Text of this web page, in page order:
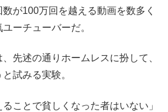
が100万回を越える動画を数多く
ーチューバーだ。
先述の通りホームレスに扮して、
試みる実験。
ることで貧しくなった者はいない」